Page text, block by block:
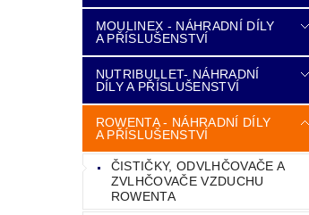
MOULINEX - NÁHRADNÍ DÍLY
A PŘÍSLUŠENSTVÍ
NUTRIBULLET- NÁHRADNÍ
DÍLY A PŘÍSLUŠENSTVÍ
ROWENTA - NÁHRADNÍ DÍLY
A PŘÍSLUŠENSTVÍ
ČISTIČKY, ODVLHČOVAČE A
ZVLHČOVAČE VZDUCHU
ROWENTA